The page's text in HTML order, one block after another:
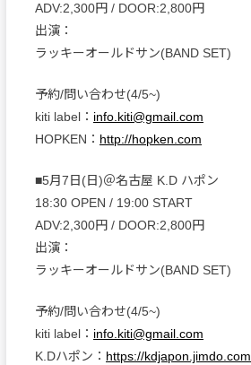
ADV:2,300円 / DOOR:2,800円
出演：
ラッキーオールドサン(BAND SET)
予約/問い合わせ(4/5~)
kiti label： info.kiti@gmail.com
HOPKEN： http://hopken.com
■5月7日(日)＠名古屋 K.D ハポン
18:30 OPEN / 19:00 START
ADV:2,300円 / DOOR:2,800円
出演：
ラッキーオールドサン(BAND SET)
予約/問い合わせ(4/5~)
kiti label： info.kiti@gmail.com
K.Dハポン： https://kdjapon.jimdo.com